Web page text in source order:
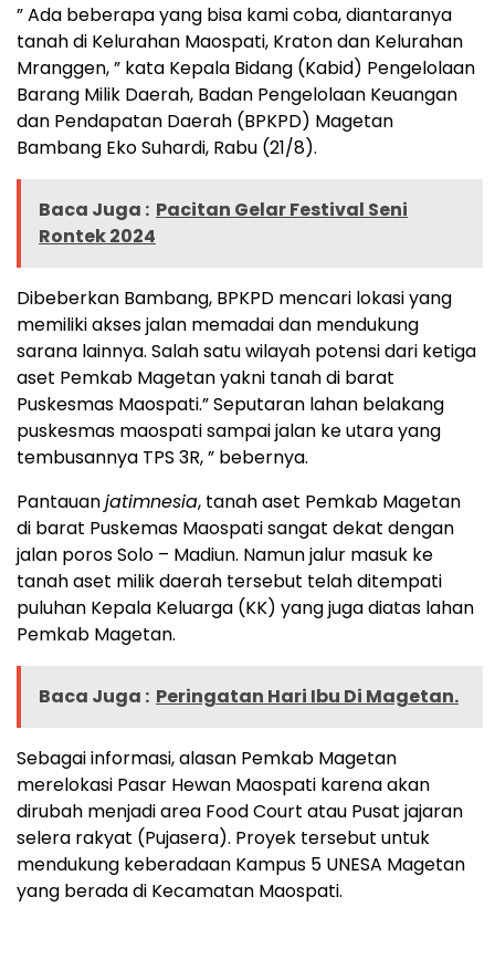
” Ada beberapa yang bisa kami coba, diantaranya
tanah di Kelurahan Maospati, Kraton dan Kelurahan
Mranggen, ” kata Kepala Bidang (Kabid) Pengelolaan
Barang Milik Daerah, Badan Pengelolaan Keuangan
dan Pendapatan Daerah (BPKPD) Magetan
Bambang Eko Suhardi, Rabu (21/8).
Baca Juga : Pacitan Gelar Festival Seni
Rontek 2024
Dibeberkan Bambang, BPKPD mencari lokasi yang
memiliki akses jalan memadai dan mendukung
sarana lainnya. Salah satu wilayah potensi dari ketiga
aset Pemkab Magetan yakni tanah di barat
Puskesmas Maospati.” Seputaran lahan belakang
puskesmas maospati sampai jalan ke utara yang
tembusannya TPS 3R, ” bebernya.
Pantauanjatimnesia, tanah aset Pemkab Magetan
di barat Puskemas Maospati sangat dekat dengan
jalan poros Solo – Madiun. Namun jalur masuk ke
tanah aset milik daerah tersebut telah ditempati
puluhan Kepala Keluarga (KK) yang juga diatas lahan
Pemkab Magetan.
Baca Juga : Peringatan Hari Ibu Di Magetan.
Sebagai informasi, alasan Pemkab Magetan
merelokasi Pasar Hewan Maospati karena akan
dirubah menjadi area Food Court atau Pusat jajaran
selera rakyat (Pujasera). Proyek tersebut untuk
mendukung keberadaan Kampus 5 UNESA Magetan
yang berada di Kecamatan Maospati.